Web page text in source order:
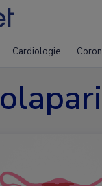
Cardiologie